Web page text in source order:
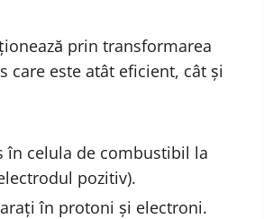
prin transformarea
este atât eficient, cât și
în celula de combustibil la
pozitiv).
în protoni și electroni.